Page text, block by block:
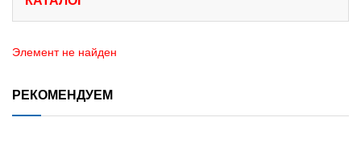
Элемент не найден
РЕКОМЕНДУЕМ